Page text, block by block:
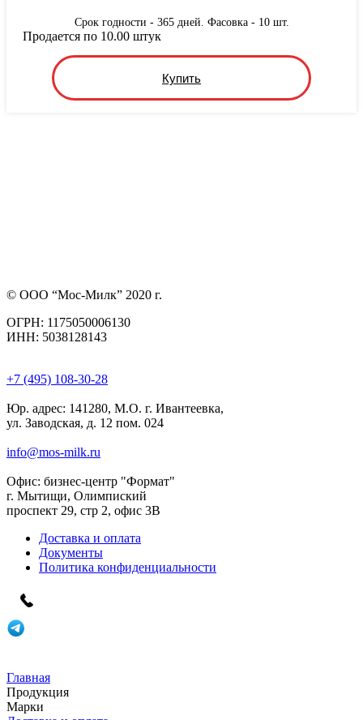
Срок годности - 365 дней. Фасовка - 10 шт.
Купить
Продается по 10.00 штук
© ООО “Мос-Милк” 2020 г.
ОГРН: 1175050006130
ИНН: 5038128143
+7 (495) 108-30-28
Юр. адрес: 141280, М.О. г. Ивантеевка,
ул. Заводская, д. 12 пом. 024
info@mos-milk.ru
Офис: бизнес-центр "Формат"
г. Мытищи, Олимпиский
проспект 29, стр 2, офис 3B
Доставка и оплата
Документы
Политика конфиденциальности
Главная
Продукция
Марки